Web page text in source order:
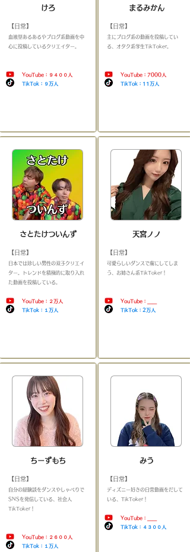
けろ
【日常】
​血液型あるあるやブログ系動画を中
心に投稿しているクリエイター
YouTube：９４００人
TikTok：９万人
さとたけついんず
【日常】
​日本では珍しい男性の双子クリエイ
ター。トレンドを積極的に取り入れ
た動画を投稿している。
YouTube：２万人
TikTok：１万人
​ちーずもち
【日常】
​自分の経験談をダンスやしゃべりで
SNSを発信している、社会人
TikToker！
YouTube：２６００人
TikTok：１万人
まるみかん
【日常】
​主にブログ系の動画を投稿してい
る、オタク系学生TikToker。
YouTube：7000人
TikTok：11万人
​天宮ノノ
【日常】
​可愛らしいダンスで虜にしてしま
う、お姉さん系TikToker！
YouTube：＿＿
TikTok：2万人
​みう
【日常】
​ディズニー好きの日常動画をだして
いる、TikToker！​
YouTube：＿＿
TikTok：４３００人